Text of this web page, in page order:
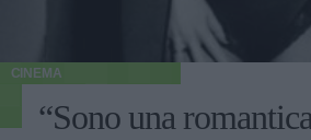
CINEMA
“Sono una